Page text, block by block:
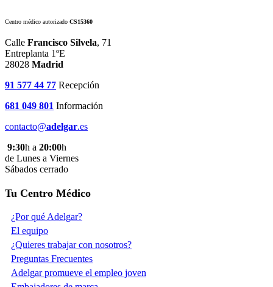
Centro médico autorizado CS15360
Calle Francisco Silvela, 71
Entreplanta 1ºE
28028 Madrid
91 577 44 77 Recepción
681 049 801 Información
contacto@adelgar.es
9:30h a 20:00h
de Lunes a Viernes
Sábados cerrado
Tu Centro Médico
¿Por qué Adelgar?
El equipo
¿Quieres trabajar con nosotros?
Preguntas Frecuentes
Adelgar promueve el empleo joven